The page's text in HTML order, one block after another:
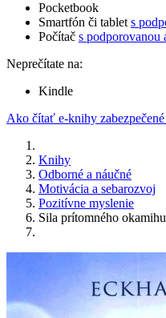
Pocketbook
Smartfón či tablet s
Počítač s podporovanou
Neprečítate na:
Kindle
Ako čítať e-knihy
Knihy
Odborné a náučné
Motivácia a sebarozvoj
Pozitívne myslenie
Sila prítomného okamihu